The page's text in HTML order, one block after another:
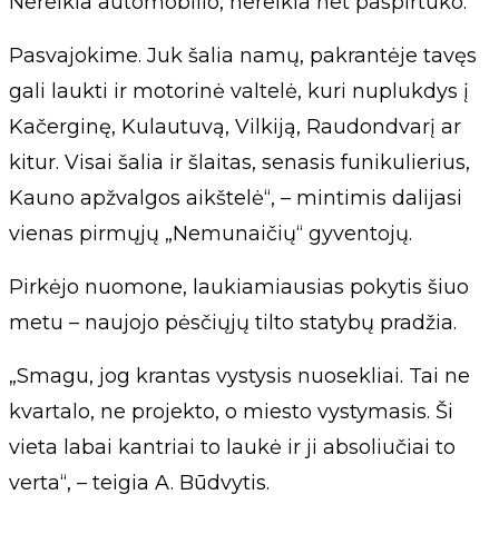
Pasvajokime. Juk šalia namų, pakrantėje tavęs
gali laukti ir motorinė valtelė, kuri nuplukdys į
Kačerginę, Kulautuvą, Vilkiją, Raudondvarį ar
kitur. Visai šalia ir šlaitas, senasis funikulierius,
Kauno apžvalgos aikštelė“, – mintimis dalijasi
vienas pirmųjų „Nemunaičių“ gyventojų.
Pirkėjo nuomone, laukiamiausias pokytis šiuo
metu – naujojo pėsčiųjų tilto statybų pradžia.
„Smagu, jog krantas vystysis nuosekliai. Tai ne
kvartalo, ne projekto, o miesto vystymasis. Ši
vieta labai kantriai to laukė ir ji absoliučiai to
verta“, – teigia A. Būdvytis.